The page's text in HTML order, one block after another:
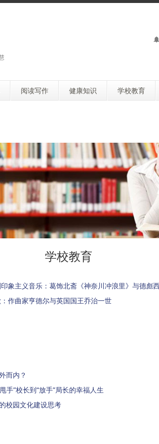
阅读写作 健康知识 学校教育
学校教育
象主义音乐：葛饰北斋《神奈川冲浪里》与德彪
作曲家亨德尔与英国国王乔治一世
而内？
手”校长到“放手”局长的幸福人生
校园文化建设思考